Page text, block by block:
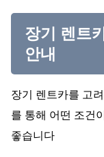
장기 렌트
안내
장기 렌트카를 고
를 통해 어떤 조건
좋습니다